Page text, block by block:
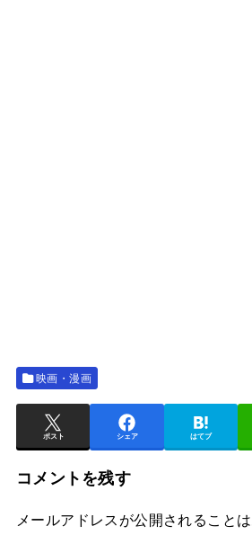
映画・漫画
ポスト シェア はてブ
コメントを残す
メールアドレスが公開されることは